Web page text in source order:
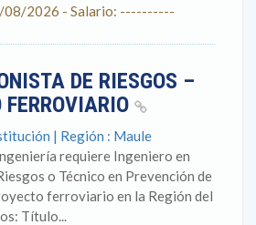
08/2026 - Salario: ----------
DE RIESGOS –
FERROVIARIO
| Región : Maule
requiere Ingeniero en
o Técnico en Prevención de
ferroviario en la Región del
Título...